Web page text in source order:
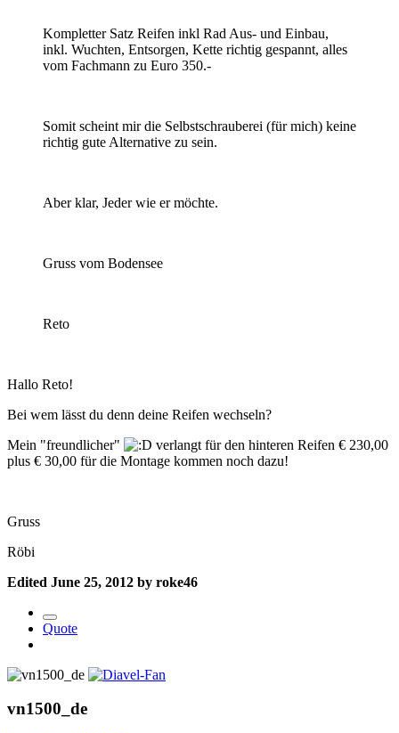
Kompletter Satz Reifen inkl Rad Aus- und Einbau,
inkl. Wuchten, Entsorgen, Kette richtig gespannt, alles
vom Fachmann zu Euro 350.-
Somit scheint mir die Selbstschrauberei (für mich) keine
richtig gute Alternative zu sein.
Aber klar, Jeder wie er möchte.
Gruss vom Bodensee
Reto
Hallo Reto!
Bei wem lässt du denn deine Reifen wechseln?
Mein "freundlicher"
verlangt für den hinteren Reifen € 230,00
plus € 30,00 für die Montage kommen noch dazu!
Gruss
Röbi
Edited June 25, 2012 by roke46
Quote
vn1500_de